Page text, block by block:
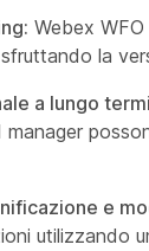
Webex
la
a lungo
e
utilizzando